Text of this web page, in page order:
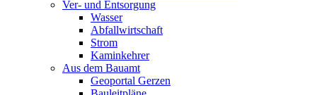
Ver- und Entsorgung
Wasser
Abfallwirtschaft
Strom
Kaminkehrer
Aus dem Bauamt
Geoportal Gerzen